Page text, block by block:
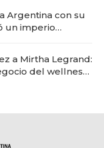
Argentina con su
un imperio
a Mirtha Legrand:
del wellness